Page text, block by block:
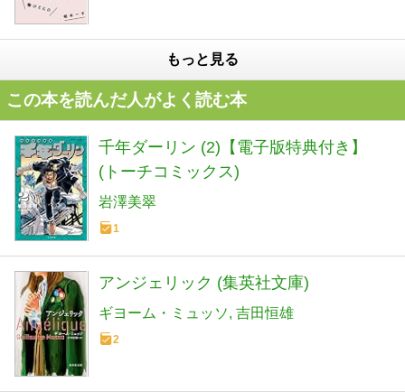
もっと見る
この本を読んだ人がよく読む本
千年ダーリン (2)【電子版特典付き】
(トーチコミックス)
岩澤美翠
1
アンジェリック (集英社文庫)
ギヨーム・ミュッソ 吉田恒雄
2